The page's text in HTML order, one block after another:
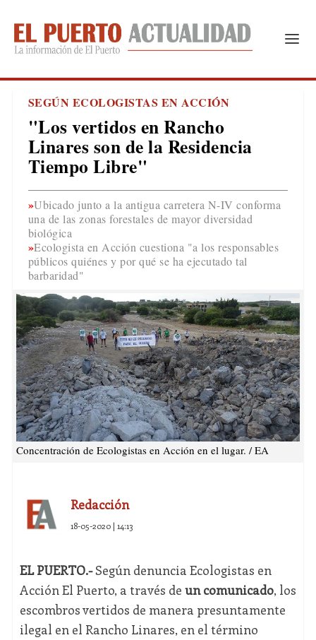
SEGÚN ECOLOGISTAS EN ACCIÓN
"Los vertidos en Rancho
Linares son de la Residencia
Tiempo Libre"
Ubicado junto a la antigua carretera N-IV conforma
una de las zonas forestales de mayor diversidad
biológica
Ecologista en Acción cuestiona "a los responsables
públicos quiénes y por qué se ha ejecutado tal
barbaridad"
Concentración de Ecologistas en Acción en el lugar. / EA
Redacción
18-05-2020 | 14:13
EL PUERTO.-Según denuncia Ecologistas en
Acción El Puerto, a través de un comunicado, los
escombros vertidos de manera presuntamente
ilegal en el Rancho Linares, en el término